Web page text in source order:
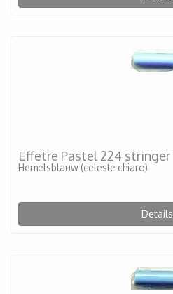
Effetre Pastel 224 stringer
Hemelsblauw (celeste chiaro)
Details